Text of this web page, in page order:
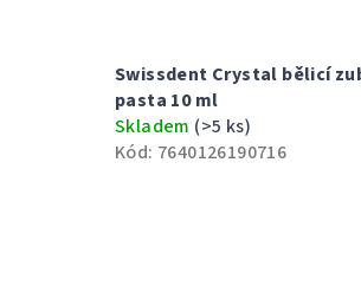
Swissdent Crystal bělicí
pasta 10 ml
Skladem (>5 ks)
Kód: 7640126190716